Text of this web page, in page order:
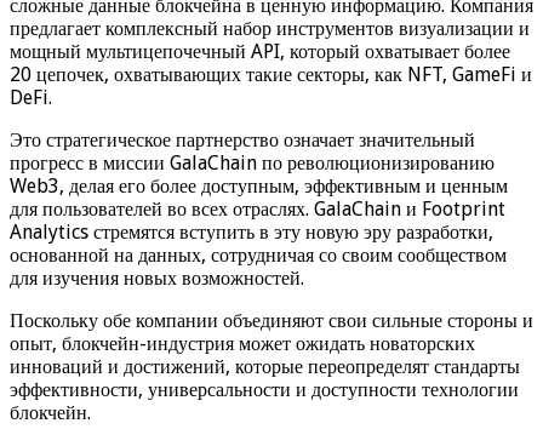
сложные данные блокчейна в ценную информацию. Компания
предлагает комплексный набор инструментов визуализации и
мощный мультицепочечный API, который охватывает более
20 цепочек, охватывающих такие секторы, как NFT, GameFi и
DeFi.
Это стратегическое партнерство означает значительный
прогресс в миссии GalaChain по революционизированию
Web3, делая его более доступным, эффективным и ценным
для пользователей во всех отраслях. GalaChain и Footprint
Analytics стремятся вступить в эту новую эру разработки,
основанной на данных, сотрудничая со своим сообществом
для изучения новых возможностей.
Поскольку обе компании объединяют свои сильные стороны и
опыт, блокчейн-индустрия может ожидать новаторских
инноваций и достижений, которые переопределят стандарты
эффективности, универсальности и доступности технологии
блокчейн.